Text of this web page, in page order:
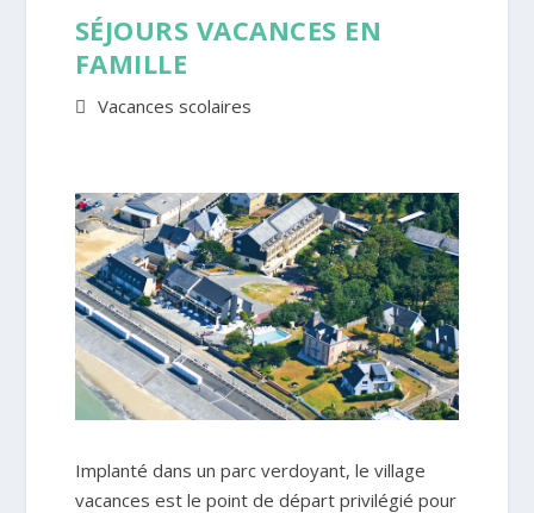
SÉJOURS VACANCES EN
FAMILLE
Vacances scolaires
Implanté dans un parc verdoyant, le village
vacances est le point de départ privilégié pour